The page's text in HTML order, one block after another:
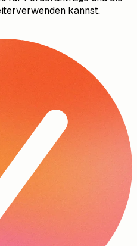
kannst.